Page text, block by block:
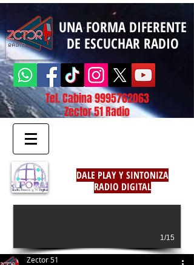
UNA FORMA DIFERENTE
DE ESCUCHAR RADIO
Tel. Cabina9995762063
Zector 51 Radio
DALE PLAY Y SINTONIZA
RADIO DIGITAL
1/15
Zector 51